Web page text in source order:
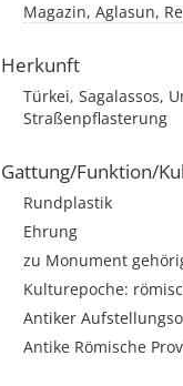
Magazin, Aglasun,
Herkunft
Türkei, Sagalassos,
Straßenpflasterung
Gattung/Funktion/
Rundplastik
Ehrung
zu Monument
Kulturepoche:
Antiker
Antike Römische